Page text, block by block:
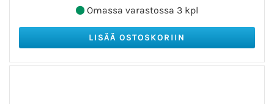
Omassa varastossa 3 kpl